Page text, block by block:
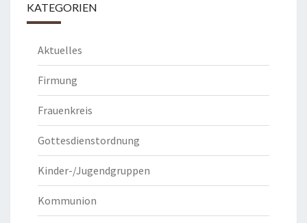
KATEGORIEN
Aktuelles
Firmung
Frauenkreis
Gottesdienstordnung
Kinder-/Jugendgruppen
Kommunion